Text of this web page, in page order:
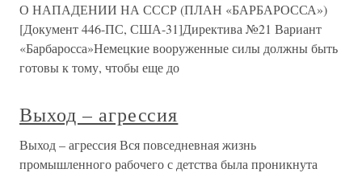
О НАПАДЕНИИ НА СССР (ПЛАН «БАРБАРОССА»)
[Документ 446-ПС, США-31]Директива №21 Вариант
«Барбаросса»Немецкие вооруженные силы должны быть
готовы к тому, чтобы еще до
Выход – агрессия
Выход – агрессия Вся повседневная жизнь
промышленного рабочего с детства была проникнута